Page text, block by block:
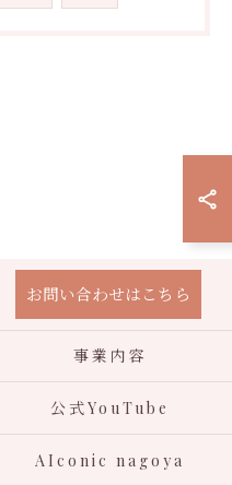
お問い合わせはこちら
事業内容
公式YouTube
AIconic nagoya